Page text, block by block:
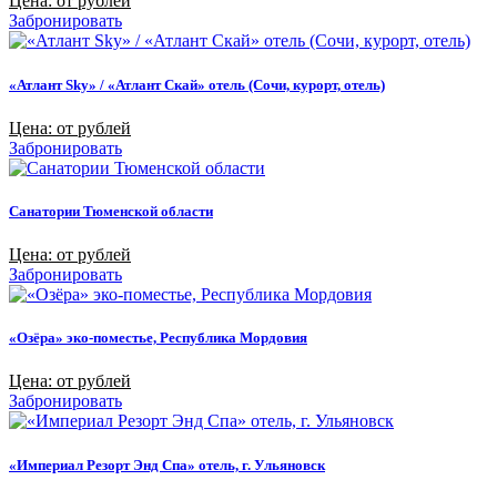
Забронировать
«Атлант Sky» / «Атлант Скай» отель (Сочи, курорт, отель)
Цена: от рублей
Забронировать
Санатории Тюменской области
Цена: от рублей
Забронировать
«Озёра» эко-поместье, Республика Мордовия
Цена: от рублей
Забронировать
«Империал Резорт Энд Спа» отель, г. Ульяновск